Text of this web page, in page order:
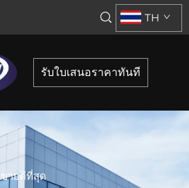
TH
รับใบเสนอราคาทันที
ขายดีที่สุด